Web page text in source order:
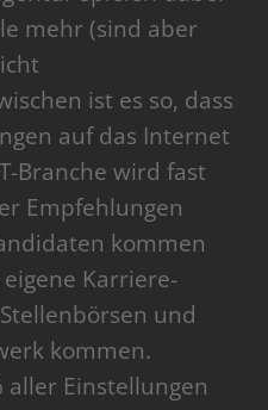
mehr (sind aber
ist es so, dass
auf das Internet
Branche wird fast
Empfehlungen
kommen
Karriere-
und
kommen.
aller Einstellungen